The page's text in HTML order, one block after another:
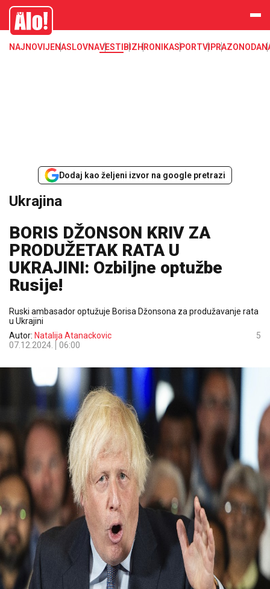
Ukrajina
Alo
NAJNOVIJENASLOVNAVESTI BIZHRONIKASPORTVIPRAZONODA
Dodaj kao željeni izvor na google pretrazi
Ukrajina
BORIS DŽONSON KRIV ZA
PRODUŽETAK RATA U
UKRAJINI: Ozbiljne optužbe
Rusije!
Ruski ambasador optužuje Borisa Džonsona za produžavanje rata
u Ukrajini
Autor: Natalija Atanackovic
07.12.2024.
06:00
5